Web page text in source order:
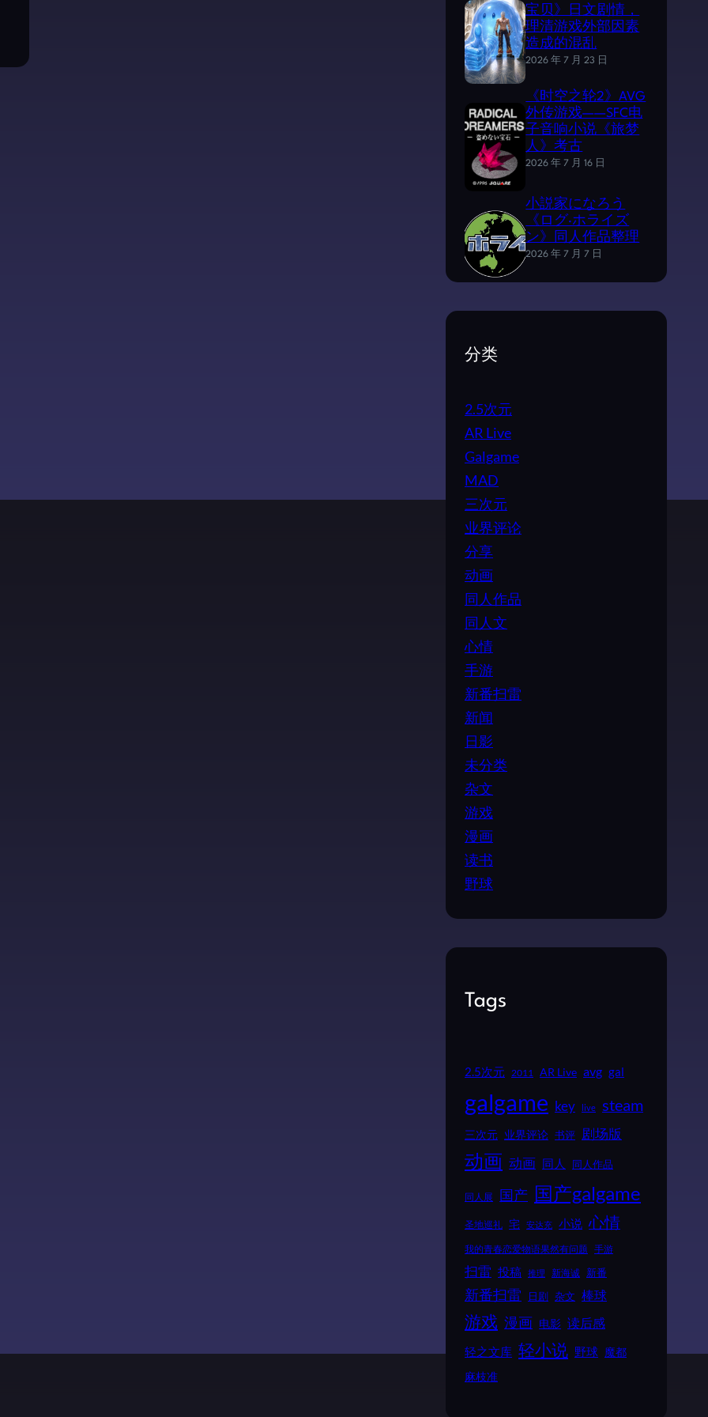
宝贝》日文剧情，
理清游戏外部因素
造成的混乱
2026 年 7 月 23 日
《时空之轮2》AVG
外传游戏——SFC电
子音响小说《旅梦
人》考古
2026 年 7 月 16 日
小説家になろう
《ログ·ホライズ
ン》同人作品整理
2026 年 7 月 7 日
分类
2.5次元
AR Live
Galgame
MAD
三次元
业界评论
分享
动画
同人作品
同人文
心情
手游
新番扫雷
新闻
日影
未分类
杂文
游戏
漫画
读书
野球
Tags
2.5次元 2011 AR Live avg gal
galgame key live steam
三次元 业界评论 书评 剧场版
动画 动画 同人 同人作品
同人展 国产 国产galgame
圣地巡礼 宅 安达充 小说 心情
我的青春恋爱物语果然有问题 手游
扫雷 投稿 推理 新海诚 新番
新番扫雷 日剧 杂文 棒球
游戏 漫画 电影 读后感
轻之文库 轻小说 野球 魔都
麻枝准